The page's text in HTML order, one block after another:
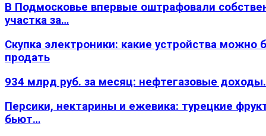
В Подмосковье впервые оштрафовали
участка за…
Скупка электроники: какие устройства можно
продать
934 млрд руб. за месяц: нефтегазовые
Персики, нектарины и ежевика: турецкие
бьют…